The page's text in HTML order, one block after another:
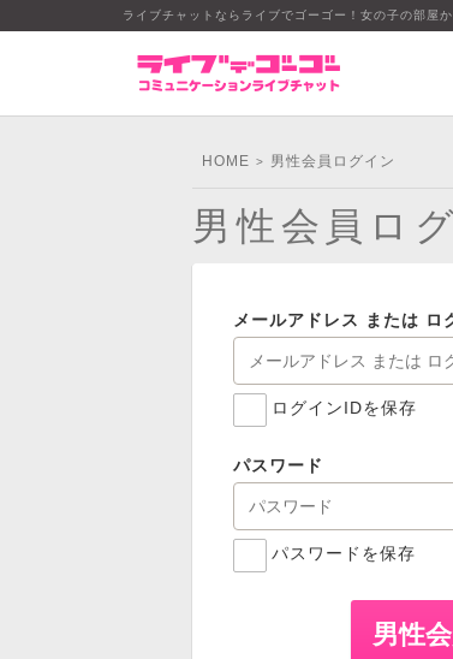
ライブチャットならライブでゴーゴー！女の子の部屋
HOME > 男性会員ログイン
男性会員ロ
メールアドレス または ロ
ログインIDを保存
パスワード
パスワードを保存